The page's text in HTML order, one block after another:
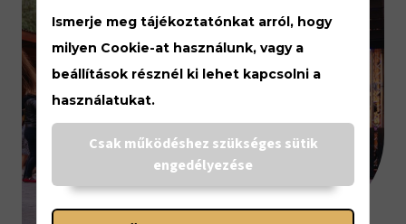
Ismerje meg tájékoztatónkat arról, hogy
milyen Cookie-at használunk, vagy a
beállítások résznél ki lehet kapcsolni a
használatukat.
Csak működéshez szükséges sütik
engedélyezése